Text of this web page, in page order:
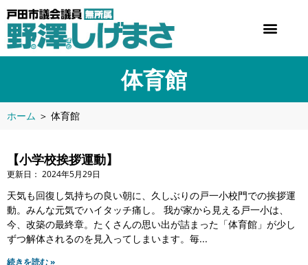
体育館
ホーム ＞ 体育館
【小学校挨拶運動】
2024年5月29日
天気も回復し気持ちの良い朝に、久しぶりの戸一小校門での挨拶運
動。みんな元気でハイタッチ痛し。 我が家から見える戸一小は、
今、改築の最終章。たくさんの思い出が詰まった「体育館」が少し
ずつ解体されるのを見入ってしまいます。毎
続きを読む »